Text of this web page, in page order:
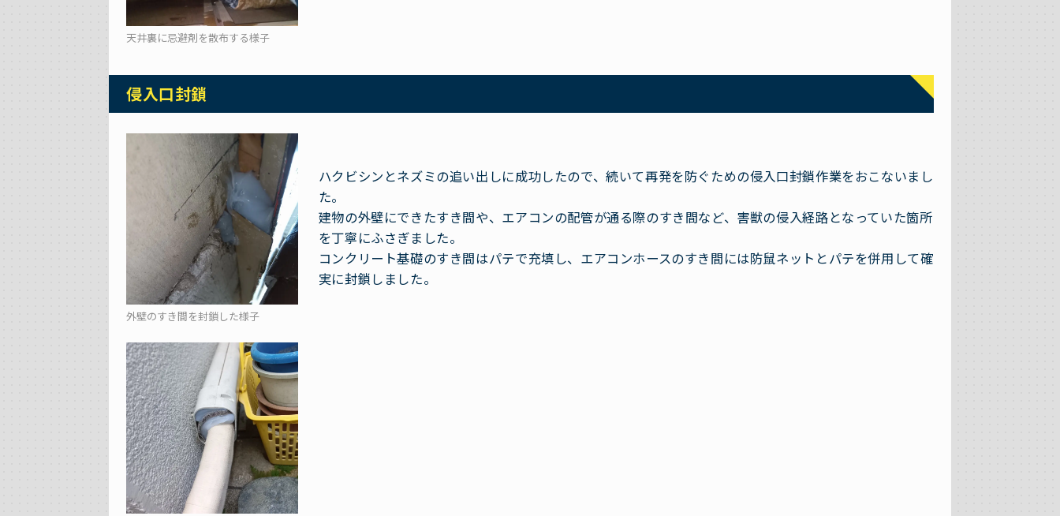
天井裏に忌避剤を散布する様子
侵入口封鎖
外壁のすき間を封鎖した様子
ハクビシンとネズミの追い出しに成功したので、続いて再発を防ぐための侵入口封鎖作業をおこないまし
た。
建物の外壁にできたすき間や、エアコンの配管が通る際のすき間など、害獣の侵入経路となっていた箇所
を丁寧にふさぎました。
コンクリート基礎のすき間はパテで充填し、エアコンホースのすき間には防鼠ネットとパテを併用して確
実に封鎖しました。